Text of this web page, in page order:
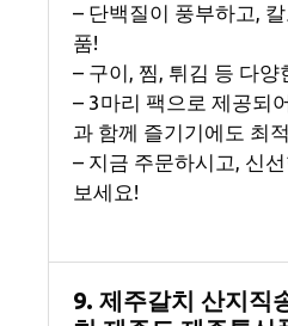
– 단백질이 풍부하고,
품!
– 구이, 찜, 튀김 등 다
– 3마리 팩으로 제공되
과 함께 즐기기에도 최
– 지금 주문하시고, 신
보세요!
9. 제주갈치 산지직